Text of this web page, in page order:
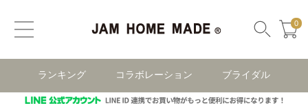
0
ランキング コラボレーション ブライダル